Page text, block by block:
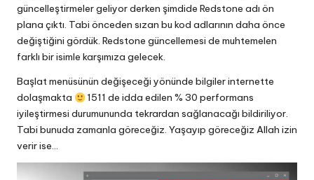
güncelleştirmeler geliyor derken şimdide Redstone adı ön
plana çıktı. Tabi önceden sızan bu kod adlarının daha önce
değiştiğini gördük. Redstone güncellemesi de muhtemelen
farklı bir isimle karşımıza gelecek.
Başlat menüsünün değişeceği yönünde bilgiler internette
dolaşmakta
1511 de idda edilen % 30 performans
iyileştirmesi durumununda tekrardan sağlanacağı bildiriliyor.
Tabi bunuda zamanla göreceğiz. Yaşayıp göreceğiz Allah izin
verir ise…